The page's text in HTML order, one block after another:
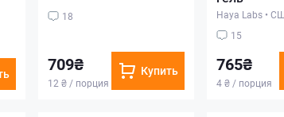
18
709₴
12 ₴ / порция
Купить
Haya Labs •
15
765₴
4 ₴ / порция